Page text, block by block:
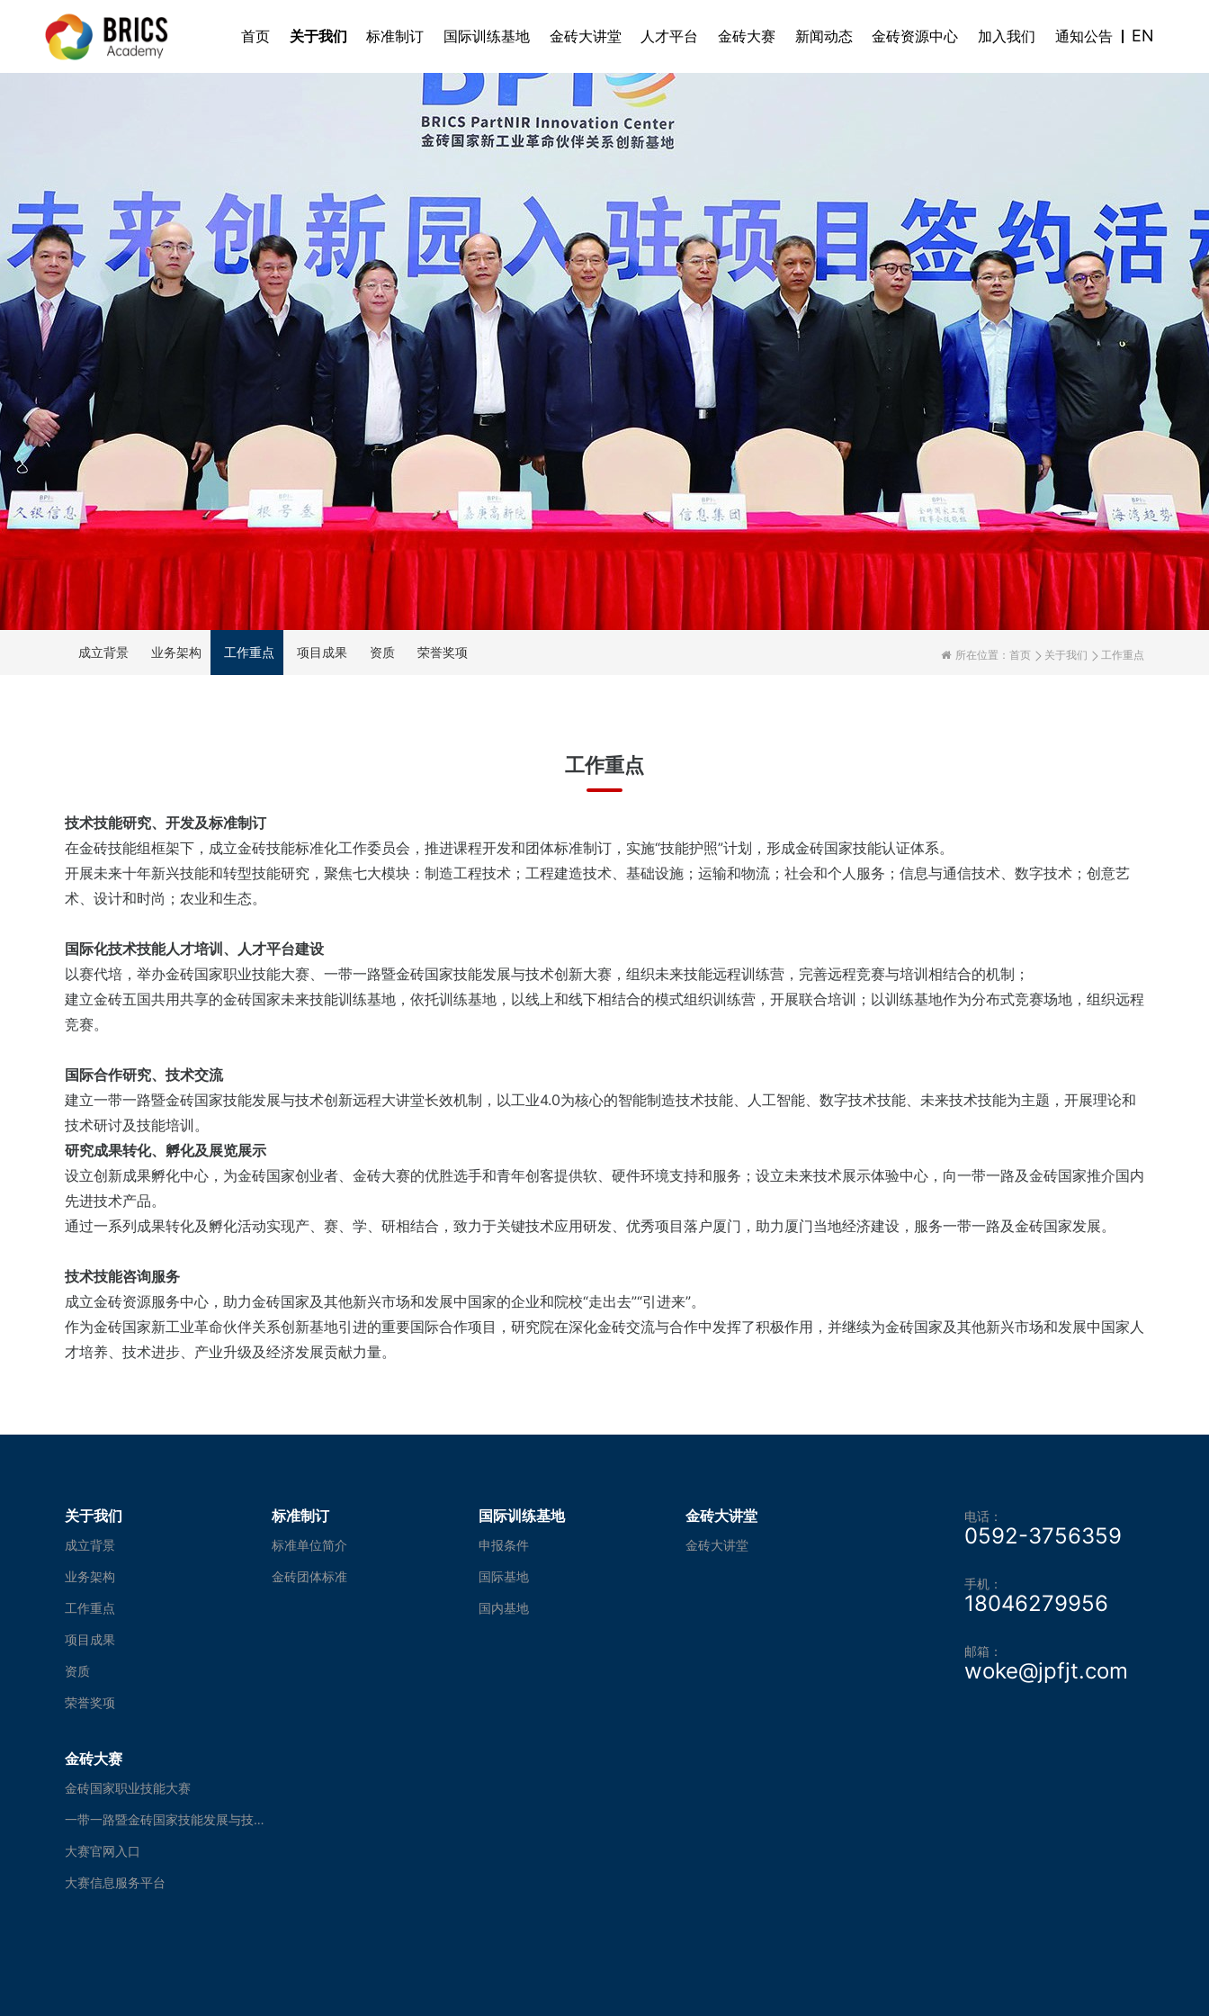
首页 关于我们 标准制订 国际训练基地 金砖大讲堂 人才平台 金砖大赛 新闻动态 金砖资源中心 加入我们 通知公告 EN
成立背景 业务架构 工作重点 项目成果 资质 荣誉奖项 所在位置： 首页 关于我们 工作重点
工作重点
技术技能研究、开发及标准制订
在金砖技能组框架下，成立金砖技能标准化工作委员会，推进课程开发和团体标准制订，实施“技能护照”计划，形成金砖国家技能认证体系。
开展未来十年新兴技能和转型技能研究，聚焦七大模块：制造工程技术；工程建造技术、基础设施；运输和物流；社会和个人服务；信息与通信技术、数字技术；创意艺
术、设计和时尚；农业和生态。
国际化技术技能人才培训、人才平台建设
以赛代培，举办金砖国家职业技能大赛、一带一路暨金砖国家技能发展与技术创新大赛，组织未来技能远程训练营，完善远程竞赛与培训相结合的机制；
建立金砖五国共用共享的金砖国家未来技能训练基地，依托训练基地，以线上和线下相结合的模式组织训练营，开展联合培训；以训练基地作为分布式竞赛场地，组织远程
竞赛。
国际合作研究、技术交流
建立一带一路暨金砖国家技能发展与技术创新远程大讲堂长效机制，以工业4.0为核心的智能制造技术技能、人工智能、数字技术技能、未来技术技能为主题，开展理论和
技术研讨及技能培训。
研究成果转化、孵化及展览展示
设立创新成果孵化中心，为金砖国家创业者、金砖大赛的优胜选手和青年创客提供软、硬件环境支持和服务；设立未来技术展示体验中心，向一带一路及金砖国家推介国内
先进技术产品。
通过一系列成果转化及孵化活动实现产、赛、学、研相结合，致力于关键技术应用研发、优秀项目落户厦门，助力厦门当地经济建设，服务一带一路及金砖国家发展。
技术技能咨询服务
成立金砖资源服务中心，助力金砖国家及其他新兴市场和发展中国家的企业和院校“走出去”“引进来”。
作为金砖国家新工业革命伙伴关系创新基地引进的重要国际合作项目，研究院在深化金砖交流与合作中发挥了积极作用，并继续为金砖国家及其他新兴市场和发展中国家人
才培养、技术进步、产业升级及经济发展贡献力量。
关于我们
成立背景
业务架构
工作重点
项目成果
资质
荣誉奖项
标准制订
标准单位简介
金砖团体标准
国际训练基地
申报条件
国际基地
国内基地
金砖大讲堂
金砖大讲堂
金砖大赛
金砖国家职业技能大赛
一带一路暨金砖国家技能发展与技术创新大赛
大赛官网入口
大赛信息服务平台
电话：
0592-3756359
手机：
18046279956
邮箱：
woke@jpfjt.com